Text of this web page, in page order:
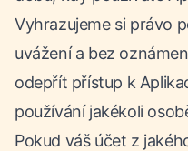
Vyhrazujeme si právo
uvážení a bez
odepřít přístup k
používání jakékoli
Pokud váš účet z